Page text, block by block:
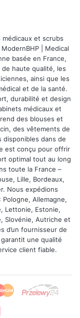
et scrubs
| Medical
basée en France,
haute qualité, les
ainsi que les
et de la santé.
durabilité et design
médicaux et
des blouses et
des vêtements de
disponibles dans de
est conçu pour offrir
optimal tout au long
toute la France –
Lille, Bordeaux,
Nous expédions
Allemagne,
Lettonie, Estonie,
Slovénie, Autriche et
d’un fournisseur de
une qualité
client fiable.